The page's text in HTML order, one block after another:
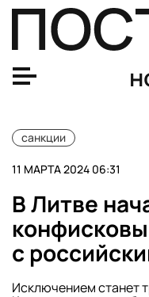
санкции
11 МАРТА 2024 06:31
В Литве
с
Исключением станет
Япония ввела санкции